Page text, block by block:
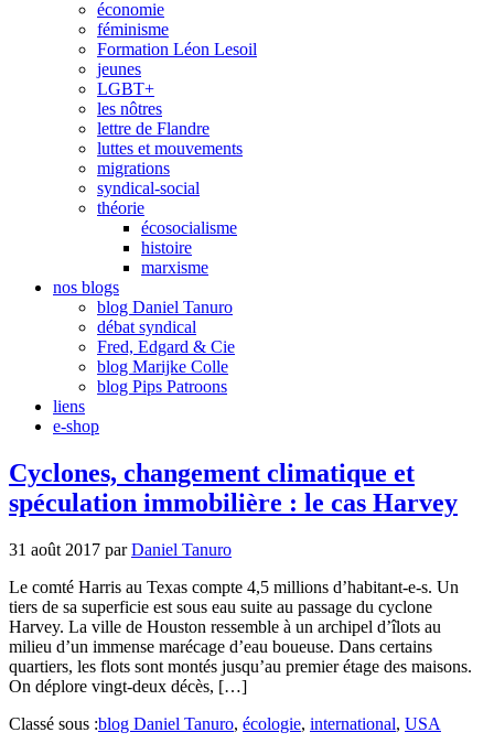
économie
féminisme
Formation Léon Lesoil
jeunes
LGBT+
les nôtres
lettre de Flandre
luttes et mouvements
migrations
syndical-social
théorie
écosocialisme
histoire
marxisme
nos blogs
blog Daniel Tanuro
débat syndical
Fred, Edgard & Cie
blog Marijke Colle
blog Pips Patroons
liens
e-shop
Cyclones, changement climatique et
spéculation immobilière : le cas Harvey
31 août 2017 parDaniel Tanuro
Le comté Harris au Texas compte 4,5 millions d’habitant-e-s. Un
tiers de sa superficie est sous eau suite au passage du cyclone
Harvey. La ville de Houston ressemble à un archipel d’îlots au
milieu d’un immense marécage d’eau boueuse. Dans certains
quartiers, les flots sont montés jusqu’au premier étage des maisons.
On déplore vingt-deux décès, […]
Classé sous :blog Daniel Tanuro, écologie, international, USA